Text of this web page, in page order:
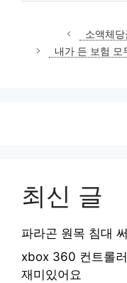
소액체
내가 든 보험 모
최신 글
파라곤 원목 침대
xbox 360 컨트롤
재미있어요